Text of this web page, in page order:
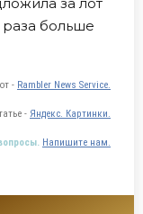
за лот
раза больше
- Rambler News Service.
- Яндекс. Картинки.
Напишите нам.